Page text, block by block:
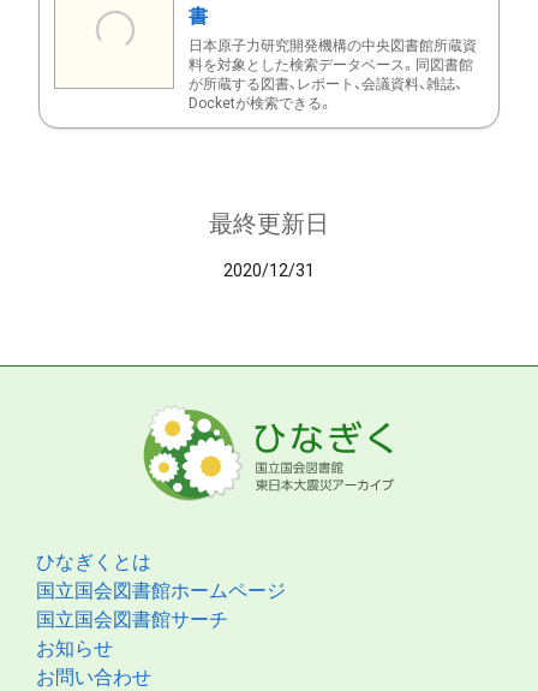
書
日本原子力研究開発機構の中央図書館所蔵資
料を対象とした検索データベース。同図書館
が所蔵する図書、レポート、会議資料、雑誌、
Docketが検索できる。
最終更新日
2020/12/31
ひなぎくとは
国立国会図書館ホームページ
国立国会図書館サーチ
お知らせ
お問い合わせ